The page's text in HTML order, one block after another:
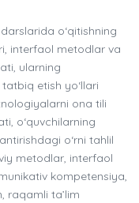
o‘qitishning
interfaol metodlar va
ularning
etish yo‘llari
ona tili
o‘quvchilarning
o‘rni tahlil
metodlar, interfaol
kompetensiya,
raqamli ta’lim